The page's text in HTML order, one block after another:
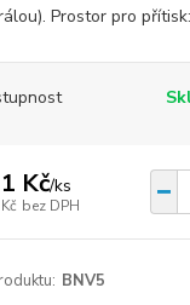
Prostor pro
Kč/ks
bez DPH
BNV5